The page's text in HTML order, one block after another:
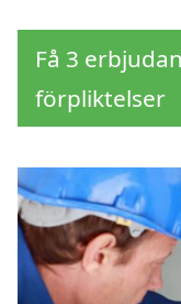
Få 3
förpliktelser